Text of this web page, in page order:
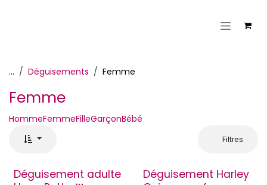
... Déguisements Femme
Femme
HommeFemmeFilleGarçonBébé
Filtres
Déguisement adulte
Déguisement Harley